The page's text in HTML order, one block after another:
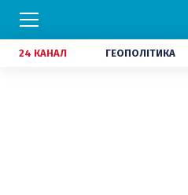
24 КАНАЛ ГЕОПОЛІТИКА